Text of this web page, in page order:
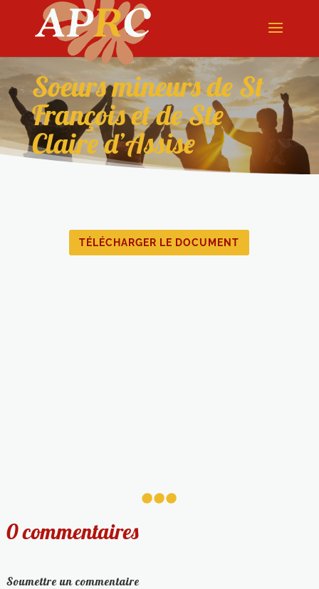
Soeurs mineurs de St
François et de Ste
Claire d’Assise
TÉLÉCHARGER LE DOCUMENT
...
0 commentaires
Soumettre un commentaire